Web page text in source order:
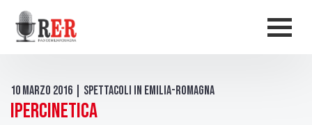
Salta al contenuto principale
10 Marzo 2016 | Spettacoli in Emilia-Romagna
Ipercinetica